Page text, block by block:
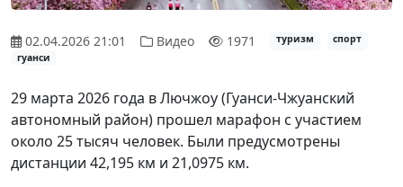
02.04.2026 21:01 Видео 1971 туризм
спорт
гуанси
29 марта 2026 года в Лючжоу (Гуанси-Чжуанский
автономный район) прошел марафон с участием
около 25 тысяч человек. Были предусмотрены
дистанции 42,195 км и 21,0975 км.